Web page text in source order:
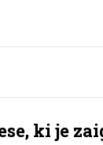
ki je